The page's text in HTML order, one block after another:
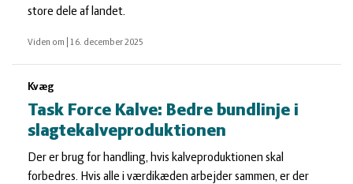
store dele af landet.
Viden om 16. december 2025
Kvæg
Task Force Kalve: Bedre bundlinje i
slagtekalveproduktionen
Der er brug for handling, hvis kalveproduktionen skal
forbedres. Hvis alle i værdikæden arbejder sammen, er der